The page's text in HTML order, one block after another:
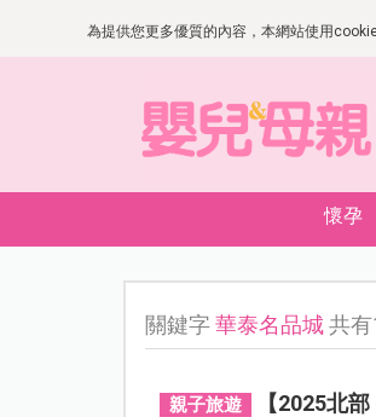
為提供您更多優質的內容，本網站使用
懷孕
關鍵字華泰名品城共有
親子旅遊
【2025北